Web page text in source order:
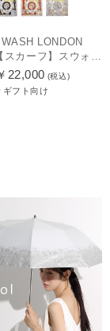
LONDON
【スカーフ】スウォッシュロンドン (SWASH LONDON) Showtime 88×88 シルク 日本製
22,000 (税込)
ギフト向け